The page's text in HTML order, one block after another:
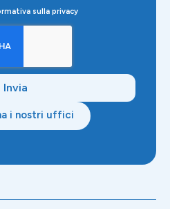
sulla privacy
Invia
i nostri uffici